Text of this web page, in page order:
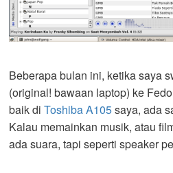
Beberapa bulan ini, ketika saya
(original! bawaan laptop) ke
baik di ToshibaA105saya, ada
Kalau memainkan musik, atau
ada suara, tapi seperti speaker